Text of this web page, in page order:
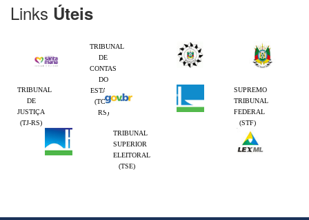
Links Úteis
TRIBUNAL
DE
CONTAS
DO
ESTADO
(TCE-
RS)
TRIBUNAL
DE
JUSTIÇA
(TJ-RS)
SUPREMO
TRIBUNAL
FEDERAL
(STF)
TRIBUNAL
SUPERIOR
ELEITORAL
(TSE)